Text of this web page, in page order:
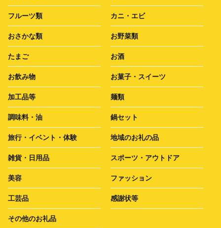
フルーツ類 カニ・エビ
おさかな類 お野菜類
たまご お酒
お飲み物 お菓子・スイーツ
加工品等 麺類
調味料・油 鍋セット
旅行・イベント・体験 地域のお礼の品
雑貨・日用品 スポーツ・アウトドア
美容 ファッション
工芸品 感謝状等
その他のお礼品